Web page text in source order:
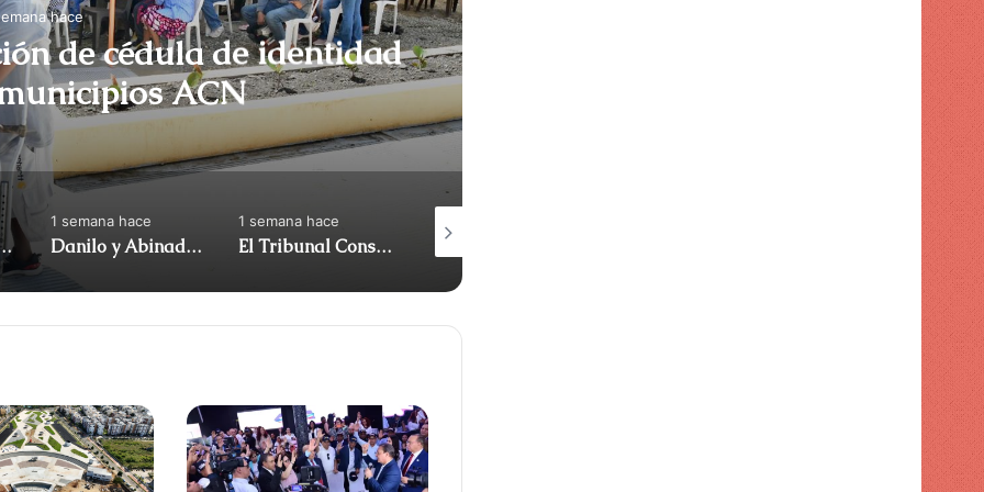
hace
de cédula de identidad
en algunos municipios ACN
Dirección de FP retiró
Gonzalo Castillo y anunció | ACN
1 semana hace
Danilo y Abinadar: atrapados en su propia reforma (Me gusta) | ACN
1 semana hace
El Tribunal Constitucional anuló el decreto sobre la venta de alcohol Tobías Crespo acusó al gobierno de "engañar a la población" con préstamos con fines de seguridad vial